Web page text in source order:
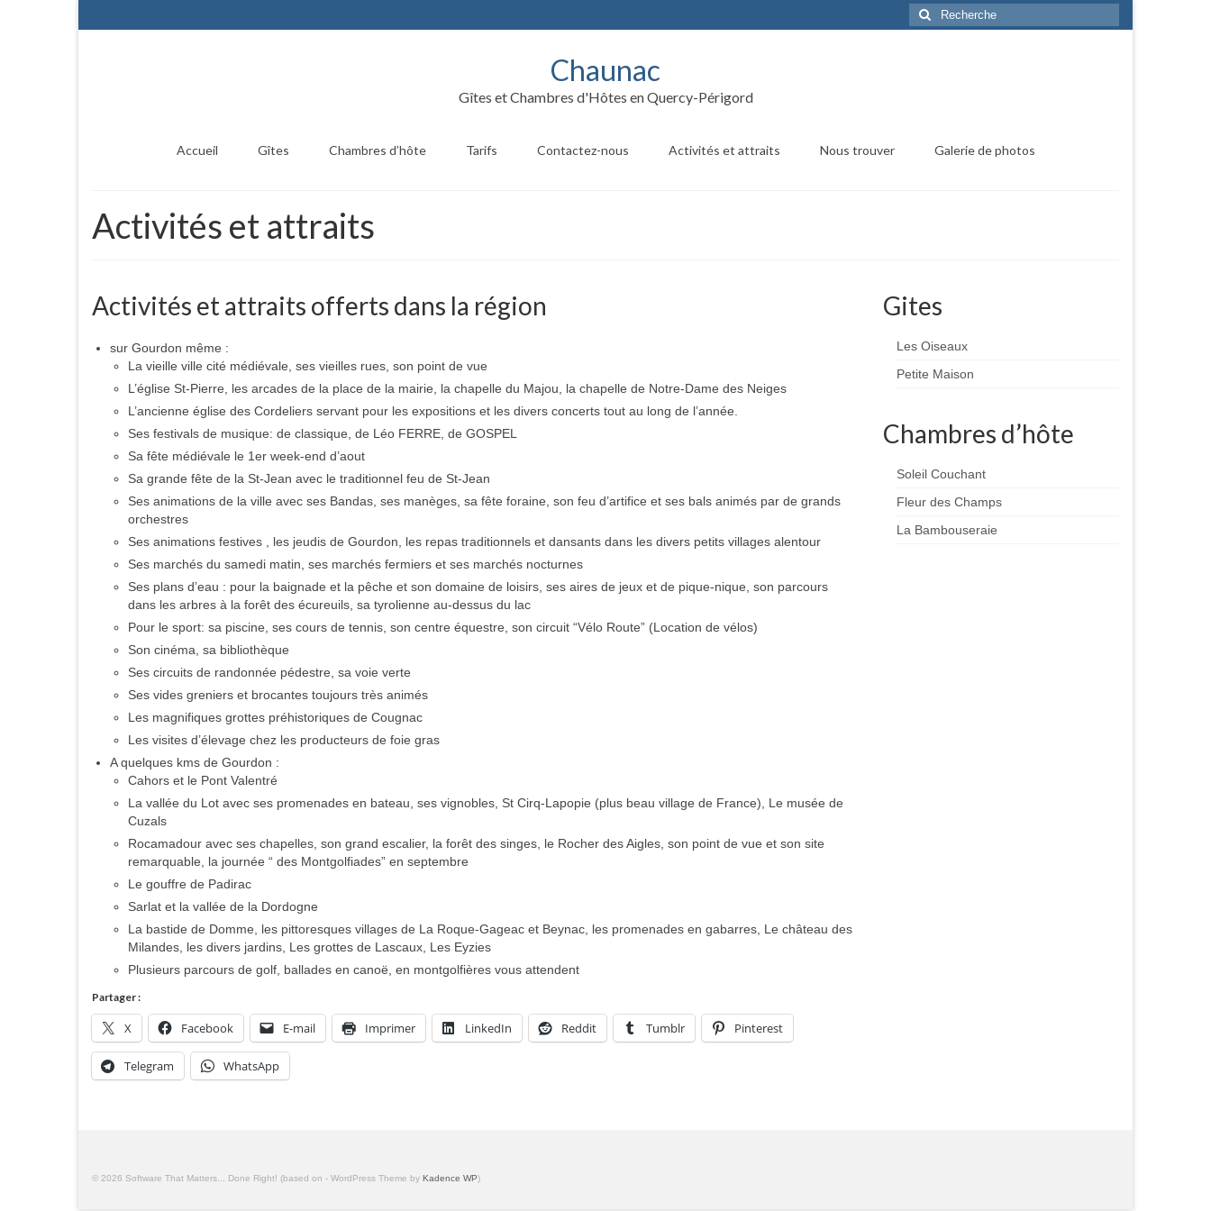
Rechercher
:
Chaunac
Gîtes et Chambres d'Hôtes en Quercy-Périgord
Accueil Gîtes Chambres d’hôte Tarifs Contactez-nous Activités et attraits Nous trouver Galerie de photos
Activités et attraits
Activités et attraits offerts dans la région
sur Gourdon même :
La vieille ville cité médiévale, ses vieilles rues, son point de vue
L’église St-Pierre, les arcades de la place de la mairie, la chapelle du Majou, la chapelle de Notre-Dame des Neiges
L’ancienne église des Cordeliers servant pour les expositions et les divers concerts tout au long de l’année.
Ses festivals de musique: de classique, de Léo FERRE, de GOSPEL
Sa fête médiévale le 1er week-end d’aout
Sa grande fête de la St-Jean avec le traditionnel feu de St-Jean
Ses animations de la ville avec ses Bandas, ses manèges, sa fête foraine, son feu d’artifice et ses bals animés par de grands
orchestres
Ses animations festives , les jeudis de Gourdon, les repas traditionnels et dansants dans les divers petits villages alentour
Ses marchés du samedi matin, ses marchés fermiers et ses marchés nocturnes
Ses plans d’eau : pour la baignade et la pêche et son domaine de loisirs, ses aires de jeux et de pique-nique, son parcours
dans les arbres à la forêt des écureuils, sa tyrolienne au-dessus du lac
Pour le sport: sa piscine, ses cours de tennis, son centre équestre, son circuit “Vélo Route” (Location de vélos)
Son cinéma, sa bibliothèque
Ses circuits de randonnée pédestre, sa voie verte
Ses vides greniers et brocantes toujours très animés
Les magnifiques grottes préhistoriques de Cougnac
Les visites d’élevage chez les producteurs de foie gras
A quelques kms de Gourdon :
Cahors et le Pont Valentré
La vallée du Lot avec ses promenades en bateau, ses vignobles, St Cirq-Lapopie (plus beau village de France), Le musée de
Cuzals
Rocamadour avec ses chapelles, son grand escalier, la forêt des singes, le Rocher des Aigles, son point de vue et son site
remarquable, la journée “ des Montgolfiades” en septembre
Le gouffre de Padirac
Sarlat et la vallée de la Dordogne
La bastide de Domme, les pittoresques villages de La Roque-Gageac et Beynac, les promenades en gabarres, Le château des
Milandes, les divers jardins, Les grottes de Lascaux, Les Eyzies
Plusieurs parcours de golf, ballades en canoë, en montgolfières vous attendent
Partager :
X Facebook E-mail Imprimer LinkedIn Reddit Tumblr Pinterest
Telegram WhatsApp
Gites
Les Oiseaux
Petite Maison
Chambres d’hôte
Soleil Couchant
Fleur des Champs
La Bambouseraie
© 2026 Software That Matters... Done Right! (based on - WordPress Theme by Kadence WP)